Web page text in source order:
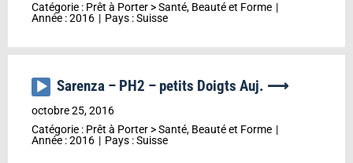
Catégorie : Prêt à Porter >Santé, Beauté et Forme
Année :2016 Pays :Suisse
Lecteur
audio
Sarenza – PH2 – petits Doigts Auj. ⟶
octobre 25, 2016
Catégorie : Prêt à Porter >Santé, Beauté et Forme
Année :2016 Pays :Suisse